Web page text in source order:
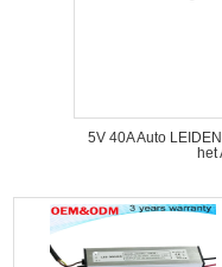
5V 40A Auto
het